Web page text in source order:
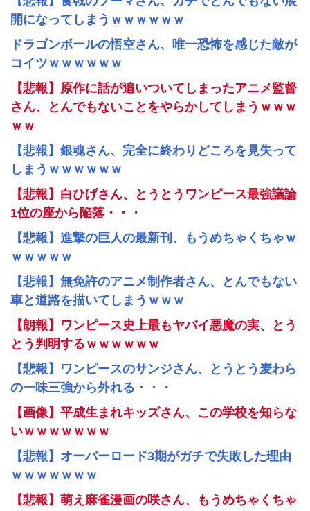
開になってしまうｗｗｗｗｗｗ
ドラゴンボールの悟空さん、唯一恐怖を感じた敵が
コイツｗｗｗｗｗｗ
【悲報】原作に話が追いついてしまったアニメ監督
さん、とんでもないことをやらかしてしまうｗｗｗ
ｗｗ
【悲報】銀魂さん、完全に終わりどころを見失って
しまうｗｗｗｗｗｗ
【悲報】白ひげさん、とうとうワンピース最強議論
1位の座から陥落・・・
【悲報】進撃の巨人の最新刊、もうめちゃくちゃｗ
ｗｗｗｗｗ
【悲報】無免許のアニメ制作者さん、とんでもない
車と道路を描いてしまうｗｗｗ
【朗報】ワンピース史上最もヤバイ悪魔の実、とう
とう判明するｗｗｗｗｗｗ
【悲報】ワンピースのサンジさん、とうとう麦わら
の一味三強から外れる・・・
【画像】平成生まれキッズさん、この学校を知らな
いｗｗｗｗｗｗｗ
【悲報】オーバーロード3期がガチで失敗した理由
ｗｗｗｗｗｗｗ
【悲報】萌え麻雀漫画の咲さん、もうめちゃくちゃ